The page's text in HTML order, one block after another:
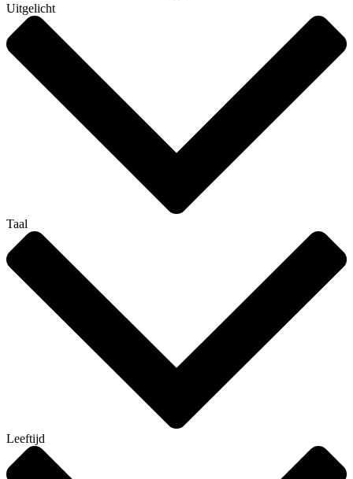
Uitgelicht
Taal
Leeftijd